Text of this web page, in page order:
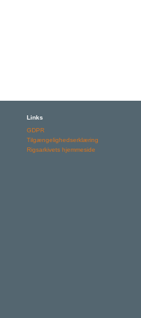
Links
GDPR
Tilgængelighedserklæring
Rigsarkivets hjemmeside